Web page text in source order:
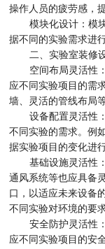
操作人员的疲劳感，
模块化设计：模
据不同的实验需求进
二、实验室装修
空间布局灵活性
应不同实验项目的需
墙、灵活的管线布局
设备配置灵活性
不同实验的需求。例
据实验项目的变化进
基础设施灵活性
通风系统等也应具备
口，以适应未来设备
不同实验对环境的要求
安全防护灵活性
应不同实验项目的安